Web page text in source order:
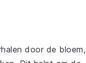
door de bloem,